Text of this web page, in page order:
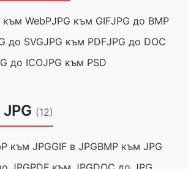
към WebPJPG към GIFJPG до BMP
до SVGJPG към PDFJPG до DOC
до ICOJPG към PSD
(12)
към JPGGIF в JPGBMP към JPG